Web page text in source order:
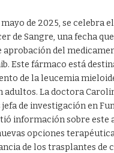
de 2025, se celebra
de Sangre, una fecha
aprobación del
Este fármaco está
de la leucemia
adultos. La doctora
jefa de investigación en
información sobre este
opciones
de los trasplantes de